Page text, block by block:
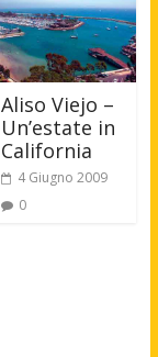
Aliso Viejo –
Un’estate in
California
4 Giugno 2009
0